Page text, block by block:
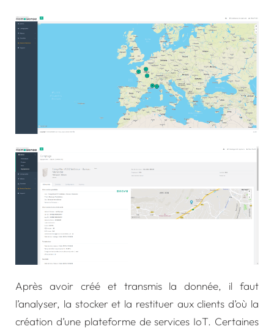
Après avoir créé et transmis la donnée, il faut
l’analyser, la stocker et la restituer aux clients d’où la
création d’une plateforme de services IoT. Certaines